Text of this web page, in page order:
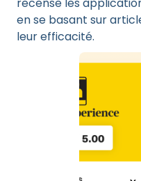
en se basant sur
leur efficacité.